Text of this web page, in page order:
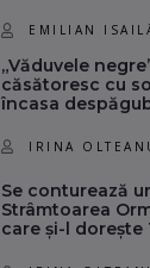
EMILIAN
„Văduvele
căsătoresc cu
încasa
IRINA
Se conturează
Strâmtoarea
care și-l dorește